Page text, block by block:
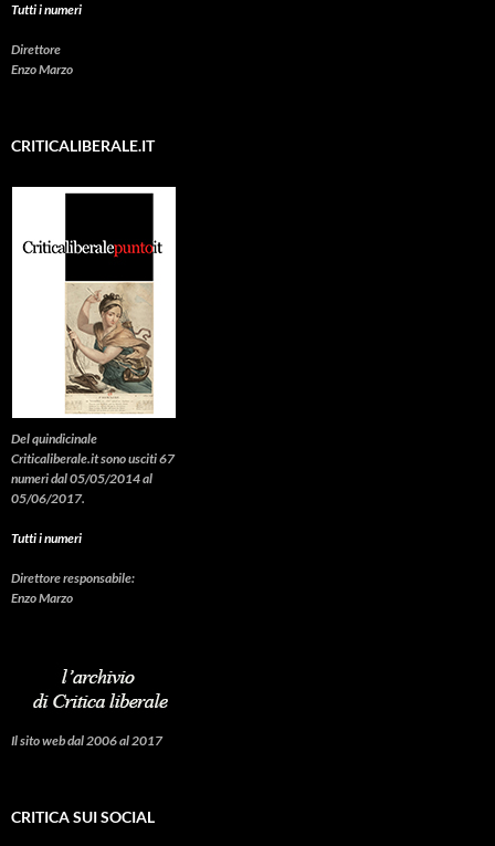
Tutti i numeri
Direttore
Enzo Marzo
CRITICALIBERALE.IT
Del quindicinale
Criticaliberale.it sono usciti 67
numeri dal 05/05/2014 al
05/06/2017.
Tutti i numeri
Direttore responsabile:
Enzo Marzo
Il sito web dal 2006 al 2017
CRITICA SUI SOCIAL